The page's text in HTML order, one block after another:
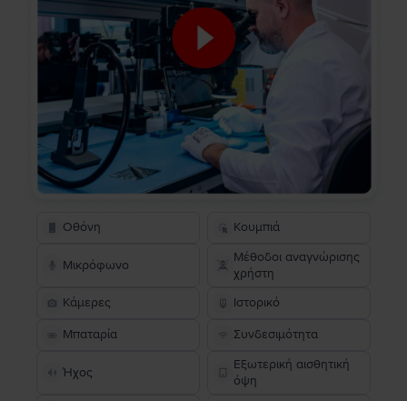
Οθόνη Κουμπιά
Μικρόφωνο
Μέθοδοι αναγνώρισης
χρήστη
Κάμερες
Ιστορικό
Μπαταρία Συνδεσιμότητα
Ήχος
Εξωτερική αισθητική
όψη